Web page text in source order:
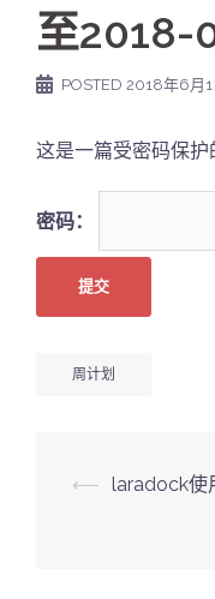
至2018-
POSTED 2018年6月1
这是一篇受密码保护
密码：
周计划
Post
⟵ laradock使